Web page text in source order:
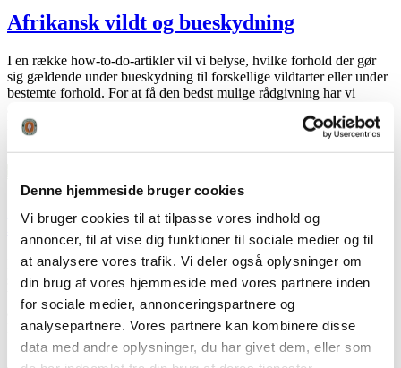
Denne hjemmeside bruger cookies
Vi bruger cookies til at tilpasse vores indhold og
annoncer, til at vise dig funktioner til sociale medier og til
at analysere vores trafik. Vi deler også oplysninger om
din brug af vores hjemmeside med vores partnere inden
for sociale medier, annonceringspartnere og
analysepartnere. Vores partnere kan kombinere disse
data med andre oplysninger, du har givet dem, eller som
Afrikansk vildt og bueskydning
I en række how-to-do-artikler vil vi belyse, hvilke forhold der gør
sig gældende under bueskydning til forskellige vildtarter eller under
bestemte forhold. For at få den bedst mulige rådgivning har vi
Danmarks mest erfarne buejægere. Og det uanset...
29. april 2017 AfThomas Lindy Nissen Tips & tricksLæs
Bjergjagt og bueskydning
I en række how-to-do-artikler vil vi belyse, hvilke forhold der gør
sig gældende under bueskydning til forskellige vildtarter eller under
bestemte forhold. For at få den bedst mulige rådgivning har vi
allieret os med Niels Baldur fra Brande, der må betragtes som en af
Danmarks mest erfarne buejægere. Og dette uanset...
Thomas Lindy Nissen Tips & tricks